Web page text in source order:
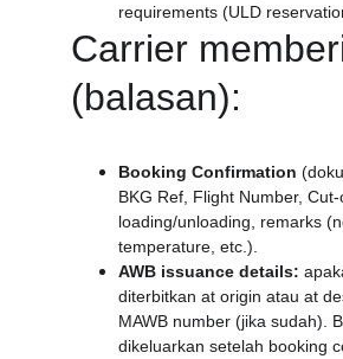
requirements (ULD
Carrier
(balasan):
Booking Confirmation
BKG Ref, Flight Number,
loading/unloading, remarks
temperature, etc.).
AWB issuance details:
diterbitkan at origin atau at
MAWB number (jika sudah).
dikeluarkan setelah booking